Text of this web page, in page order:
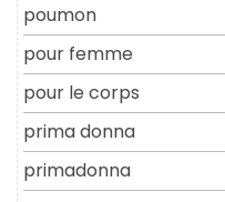
poumon
pour femme
pour le corps
prima donna
primadonna